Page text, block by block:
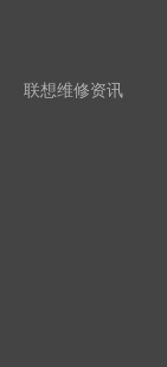
联想维修资讯